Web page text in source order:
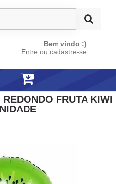
Bem vindo :)
Entre ou cadastre-se
FRUTA KIWI